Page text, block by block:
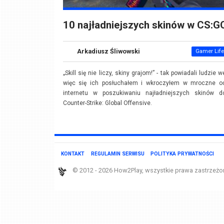
10 najładniejszych skinów w
Arkadiusz Śliwowski Gamer
„Skill się nie liczy, skiny grajom!” - tak powiadali ludzie
więc się ich posłuchałem i wkroczyłem w mroczne
internetu w poszukiwaniu najładniejszych skinów
Counter-Strike: Global Offensive.
KONTAKT REGULAMIN SERWISU POLITYKA PRYWATNOŚCI
© 2012 - 2026 How2Play, wszystkie prawa